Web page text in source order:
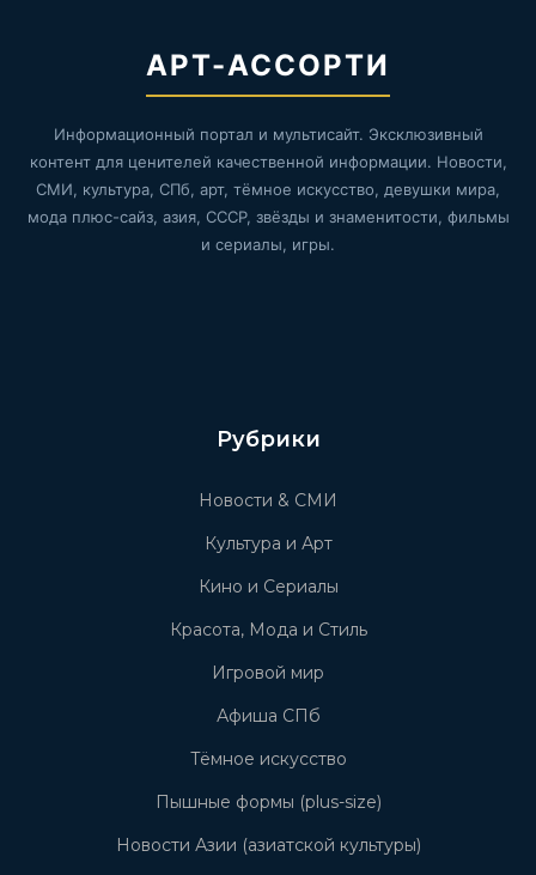
АРТ-АССОРТИ
Информационный портал и мультисайт. Эксклюзивный
контент для ценителей качественной информации. Новости,
СМИ, культура, СПб, арт, тёмное искусство, девушки мира,
мода плюс-сайз, азия, СССР, звёзды и знаменитости, фильмы
и сериалы, игры.
Рубрики
Новости & СМИ
Культура и Арт
Кино и Сериалы
Красота, Мода и Стиль
Игровой мир
Афиша СПб
Тёмное искусство
Пышные формы (plus-size)
Новости Азии (азиатской культуры)